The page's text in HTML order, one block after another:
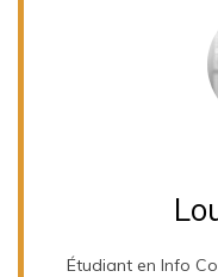
Étudiant en Info